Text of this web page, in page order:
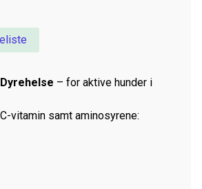
– for aktive hunder i
vitamin samt aminosyrene: